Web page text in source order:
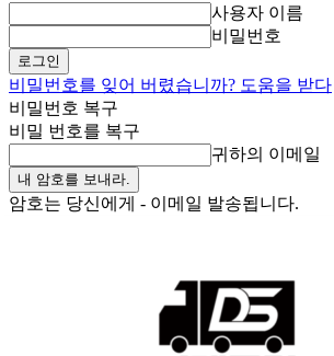
사용자 이름
비밀번호
비밀번호를 잊어 버렸습니까? 도움을 받다
비밀번호 복구
비밀 번호를 복구
귀하의 이메일
암호는 당신에게 - 이메일 발송됩니다.